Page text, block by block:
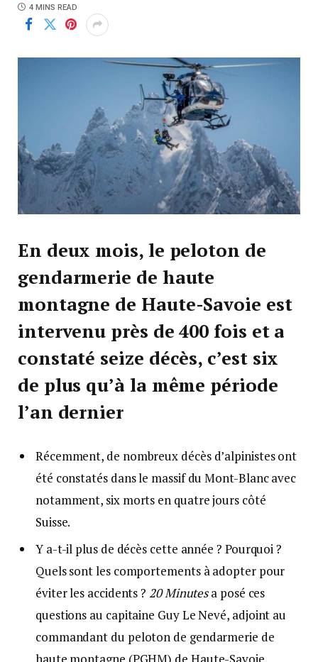
4 MINS READ
En deux mois, le peloton de
gendarmerie de haute
montagne de Haute-Savoie est
intervenu près de 400 fois et a
constaté seize décès, c’est six
de plus qu’à la même période
l’an dernier
Récemment, de nombreux décès d’alpinistes ont
été constatés dans le massif du Mont-Blanc avec
notamment, six morts en quatre jours côté
Suisse.
Y a-t-il plus de décès cette année ? Pourquoi ?
Quels sont les comportements à adopter pour
éviter les accidents ? 20 Minutesa posé ces
questions au capitaine Guy Le Nevé, adjoint au
commandant du peloton de gendarmerie de